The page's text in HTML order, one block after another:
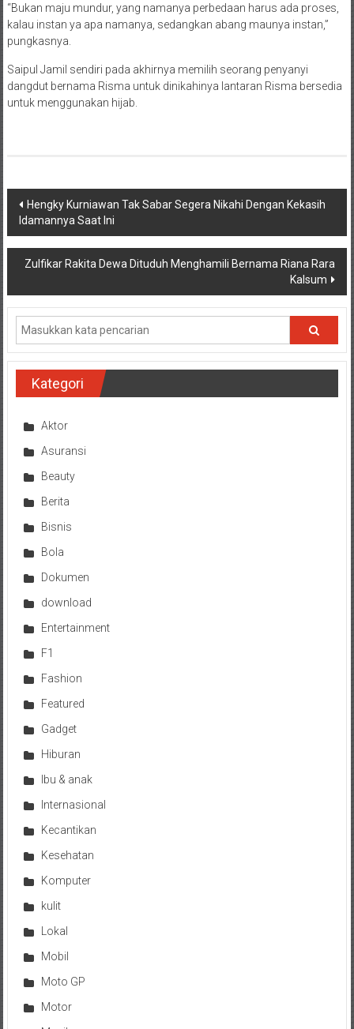
“Bukan maju mundur, yang namanya perbedaan harus ada proses,
kalau instan ya apa namanya, sedangkan abang maunya instan,”
pungkasnya.
Saipul Jamil sendiri pada akhirnya memilih seorang penyanyi
dangdut bernama Risma untuk dinikahinya lantaran Risma bersedia
untuk menggunakan hijab.
Navigasi
pos
Hengky Kurniawan Tak Sabar Segera Nikahi Dengan Kekasih
Idamannya Saat Ini
Zulfikar Rakita Dewa Dituduh Menghamili Bernama Riana Rara
Kalsum
Kategori
Aktor
Asuransi
Beauty
Berita
Bisnis
Bola
Dokumen
download
Entertainment
F1
Fashion
Featured
Gadget
Hiburan
Ibu & anak
Internasional
Kecantikan
Kesehatan
Komputer
kulit
Lokal
Mobil
Moto GP
Motor